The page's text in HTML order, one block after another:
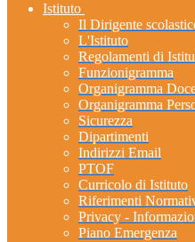
Istituto
Il Dirigente
L'Istituto
Regolamenti di
Funzionigramma
Organigramma
Organigramma
Sicurezza
Dipartimenti
Indirizzi Email
PTOF
Curricolo di Istituto
Riferimenti
Privacy -
Piano Emergenza